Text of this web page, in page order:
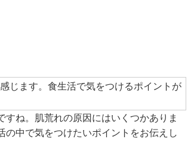
じます。食生活で気をつけるポイントが
ね。肌荒れの原因にはいくつかありま
中で気をつけたいポイントをお伝えし